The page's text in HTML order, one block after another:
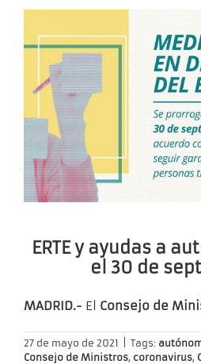
ERTE y ayudas a
el 30 de
MADRID.- El Consejo de
27 de mayo de 2021 Tags:
Consejo de Ministros, coronavirus,